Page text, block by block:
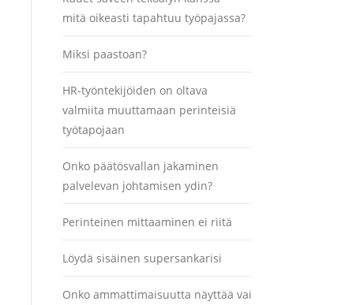
mitä oikeasti tapahtuu työpajassa?
Miksi paastoan?
HR-työntekijöiden on oltava
valmiita muuttamaan perinteisiä
työtapojaan
Onko päätösvallan jakaminen
palvelevan johtamisen ydin?
Perinteinen mittaaminen ei riitä
Löydä sisäinen supersankarisi
Onko ammattimaisuutta näyttää vai